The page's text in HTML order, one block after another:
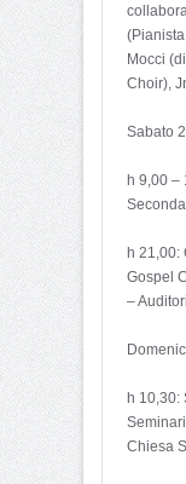
Mocci
Choir),
Sabato
h 9,00 –
h 21,00:
Gospel
–
h 10,30:
Chiesa